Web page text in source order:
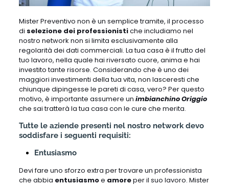
Mister Preventivo non è un semplice tramite, il processo
di selezione dei professionistiche includiamo nel
nostro network non si limita esclusivamente alla
regolarità dei dati commerciali. La tua casa è il frutto del
tuo lavoro, nella quale hai riversato cuore, anima e hai
investito tante risorse. Considerando che è uno dei
maggiori investimenti della tua vita, non lasceresti che
chiunque dipingesse le pareti di casa, vero? Per questo
motivo, è importante assumere un imbianchino Origgio
che sai tratterà la tua casa con le cure che merita.
Tutte le aziende presenti nel nostro network devo
soddisfare i seguenti requisiti:
Entusiasmo
Devi fare uno sforzo extra per trovare un professionista
che abbia entusiasmoe amoreper il suo lavoro. Mister